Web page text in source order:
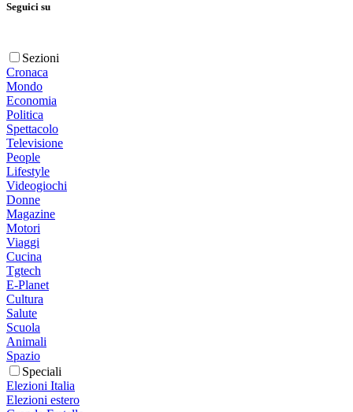
Seguici su
Sezioni
Cronaca
Mondo
Economia
Politica
Spettacolo
Televisione
People
Lifestyle
Videogiochi
Donne
Magazine
Motori
Viaggi
Cucina
Tgtech
E-Planet
Cultura
Salute
Scuola
Animali
Spazio
Speciali
Elezioni Italia
Elezioni estero